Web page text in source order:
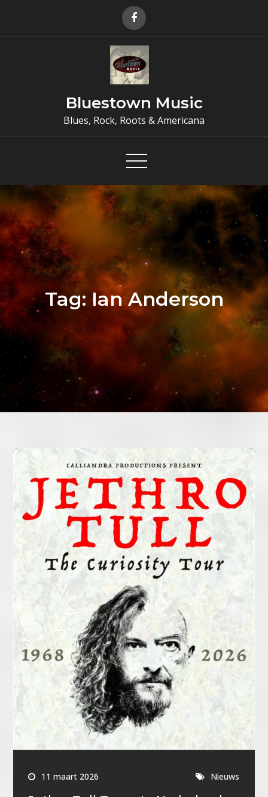
Bluestown Music
Blues, Rock, Roots & Americana
Tag: Ian Anderson
11 maart 2026 Nieuws